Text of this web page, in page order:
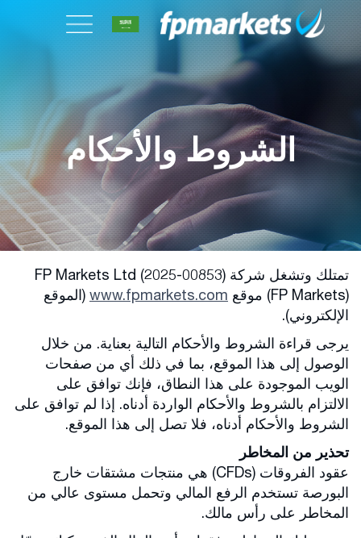
الشروط والأحكام
تمتلك وتشغل شركة FP Markets Ltd (2025-00853)
(FP Markets) موقع
www.fpmarkets.com (الموقع
الإلكتروني).
يرجى قراءة الشروط والأحكام التالية بعناية. من خلال
الوصول إلى هذا الموقع، بما في ذلك أي من صفحات
الويب الموجودة على هذا النطاق، فإنك توافق على
الالتزام بالشروط والأحكام الواردة أدناه. إذا لم توافق على
الشروط والأحكام أدناه، فلا تصل إلى هذا الموقع.
تحذير من المخاطر
عقود الفروقات (CFDs) هي منتجات مشتقات خارج
البورصة تستخدم الرفع المالي وتحمل مستوى عالي من
المخاطر على رأس مالك.